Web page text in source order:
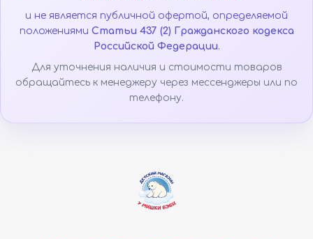
и не является публичной офертой, определяемой
положениями Статьи 437 (2) Гражданского кодекса
Российской Федерации.
Для уточнения наличия и стоимости товаров
обращайтесь к менеджеру через мессенджеры или по
телефону.